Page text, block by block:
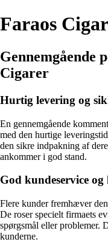
Faraos
Gennemgående
Cigarer
Hurtig levering og
En gennemgående
med den hurtige
den sikre indpakning af
ankommer i god stand.
God kundeservice
Flere kunder fremhæver
De roser specielt firmaets
spørgsmål eller problemer.
kunderne.